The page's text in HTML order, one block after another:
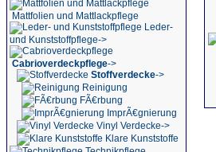
Mattfolien und Mattlackpflege
Leder-
und Kunststoffpflege->
Cabrioverdeckpflege->
Stoffverdecke->
Reinigung
FÃ€rbung
ImprÃ€gnierung
Vinyl Verdecke->
Klare Kunststoffe